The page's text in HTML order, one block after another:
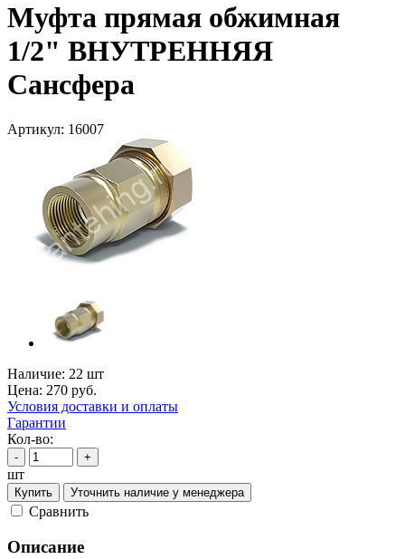
Муфта прямая обжимная
1/2" ВНУТРЕННЯЯ
Сансфера
Артикул: 16007
Наличие: 22 шт
Цена: 270 руб.
Условия доставки и оплаты
Гарантии
Кол-во:
- +
шт
Купить Уточнить наличие у менеджера
Cравнить
Описание